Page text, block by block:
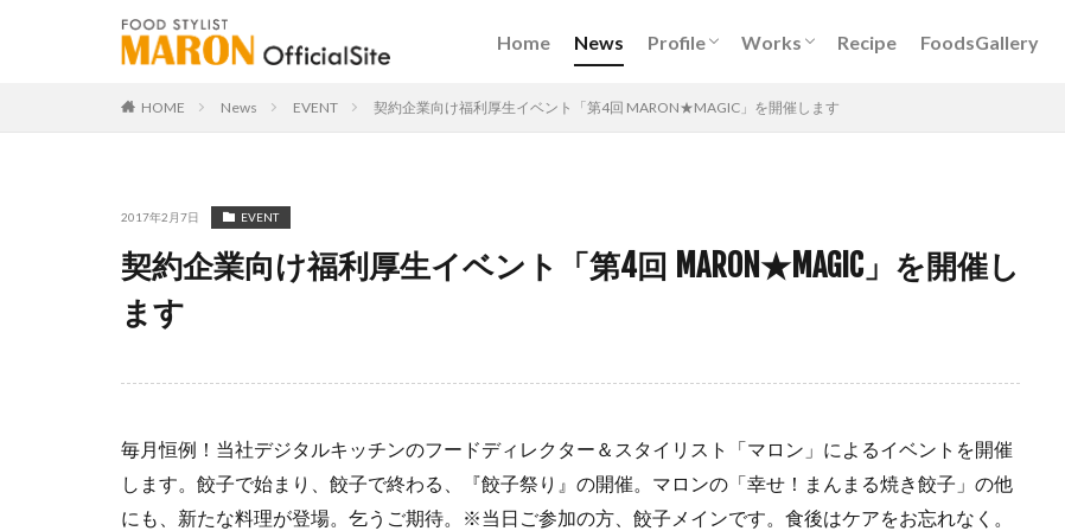
Home News Profile Works Recipe FoodsGallery
HOME News EVENT 契約企業向け福利厚生イベント「第4回 MARON★MAGIC」を開催します
2017年2月7日 EVENT
契約企業向け福利厚生イベント「第4回 MARON★MAGIC」を開催し
ます
毎月恒例！当社デジタルキッチンのフードディレクター＆スタイリスト「マロン」によるイベントを開催
します。餃子で始まり、餃子で終わる、『餃子祭り』の開催。マロンの「幸せ！まんまる焼き餃子」の他
にも、新たな料理が登場。乞うご期待。※当日ご参加の方、餃子メインです。食後はケアをお忘れなく。